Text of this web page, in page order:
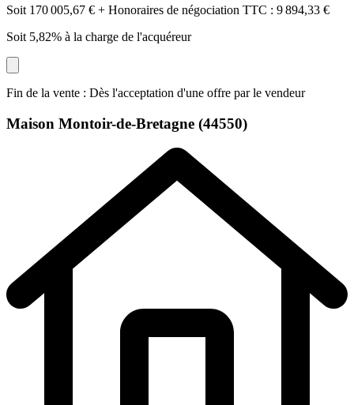
Soit 170 005,67 € + Honoraires de négociation TTC : 9 894,33 €
Soit 5,82% à la charge de l'acquéreur
Fin de la vente : Dès l'acceptation d'une offre par le vendeur
Maison Montoir-de-Bretagne (44550)